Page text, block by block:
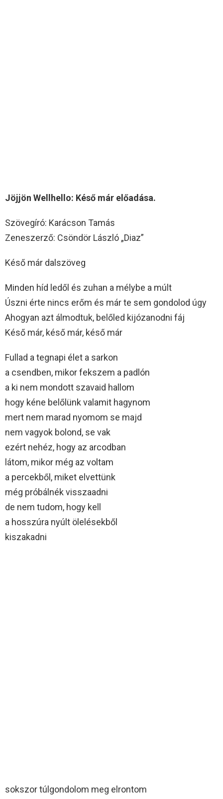
Jöjjön Wellhello: Késő már előadása.
Szövegíró: Karácson Tamás
Zeneszerző: Csöndör László „Diaz”
Késő már dalszöveg
Minden híd ledől és zuhan a mélybe a múlt
Úszni érte nincs erőm és már te sem gondolod úgy
Ahogyan azt álmodtuk, belőled kijózanodni fáj
Késő már, késő már, késő már
Fullad a tegnapi élet a sarkon
a csendben, mikor fekszem a padlón
a ki nem mondott szavaid hallom
hogy kéne belőlünk valamit hagynom
mert nem marad nyomom se majd
nem vagyok bolond, se vak
ezért nehéz, hogy az arcodban
látom, mikor még az voltam
a percekből, miket elvettünk
még próbálnék visszaadni
de nem tudom, hogy kell
a hosszúra nyúlt ölelésekből
kiszakadni
sokszor túlgondolom meg elrontom